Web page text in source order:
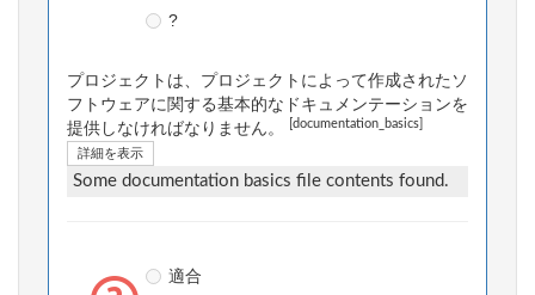
?
プロジェクトは、プロジェクトによって作成されたソ
フトウェアに関する基本的なドキュメンテーションを
提供しなければなりません。
[documentation_basics]
詳細を表示
Some documentation basics file contents found.
適合